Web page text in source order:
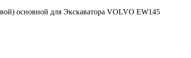
основной для Экскаватора VOLVO EW145